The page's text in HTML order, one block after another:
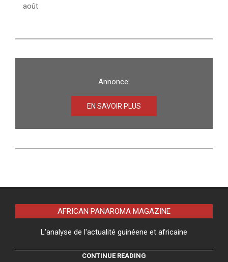
août
Annonce:
EN SAVOIR PLUS
AFRICAN PANAROMA MAGAZINE
L'analyse de l'actualité guinéene et africaine
CONTINUE READING